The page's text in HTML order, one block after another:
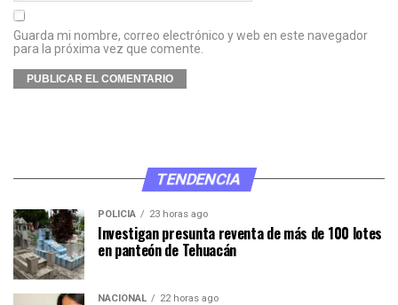
Guarda mi nombre, correo electrónico y web en este navegador
para la próxima vez que comente.
TENDENCIA
POLICÍA 23 horas ago
Investigan presunta reventa de más de 100 lotes
en panteón de Tehuacán
NACIONAL 22 horas ago